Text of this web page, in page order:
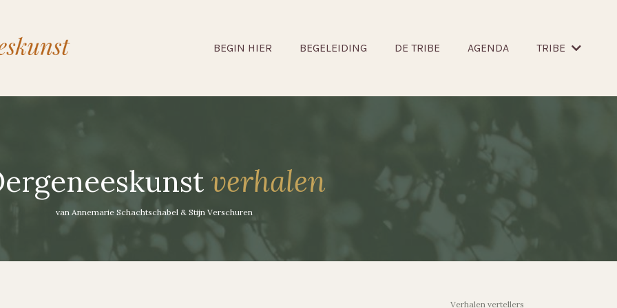
BEGIN HIER BEGELEIDING DE TRIBE AGENDA TRIBE
verhalen
van Annemarie Schachtschabel & Stijn Verschuren
Verhalen vertellers